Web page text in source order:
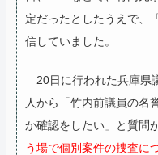
定だったとしたうえで、
信していました。
20日に行われた兵庫県
人から「竹内前議員の名
か確認をしたい」と質問
う場で個別案件の捜査に